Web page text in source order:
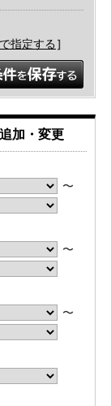
指定する ］
加・変更
〜
〜
〜